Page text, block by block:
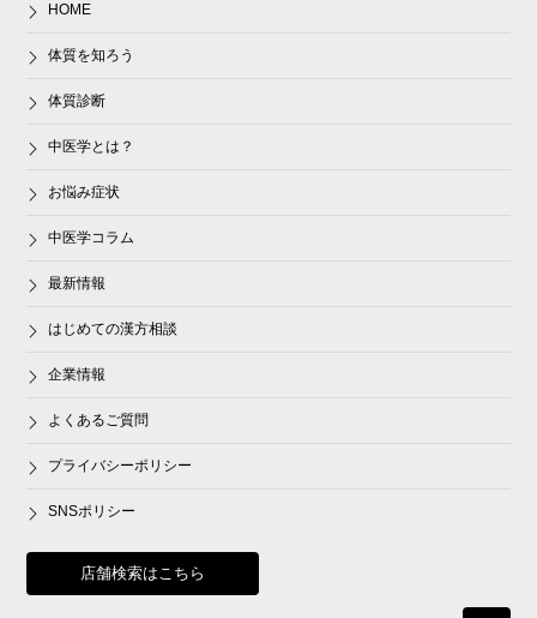
HOME
体質を知ろう
体質診断
中医学とは？
お悩み症状
中医学コラム
最新情報
はじめての漢方相談
企業情報
よくあるご質問
プライバシーポリシー
SNSポリシー
店舗検索はこちら